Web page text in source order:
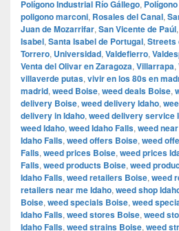
Polígono Industrial Río Gállego,
poligono marconi, Rosales del Canal,
Juan de Mozarrifar, San Vicente de Paúl,
Isabel, Santa Isabel de Portugal, Streets
Torrero, Universidad, Valdefierro,
Venta del Olivar en Zaragoza, Villarrapa,
villaverde putas, vivir en los 80s en
madrid, weed Boise, weed deals Boise,
delivery Boise, weed delivery Idaho,
delivery in Idaho, weed delivery service
weed Idaho, weed Idaho Falls, weed
Idaho Falls, weed offers Boise, weed
Falls, weed prices Boise, weed prices
Falls, weed products Boise, weed
Idaho Falls, weed retailers Boise, weed
retailers near me Idaho, weed shop
Boise, weed specials Boise, weed
Idaho Falls, weed stores Boise, weed
Idaho Falls, weed strains Boise, weed